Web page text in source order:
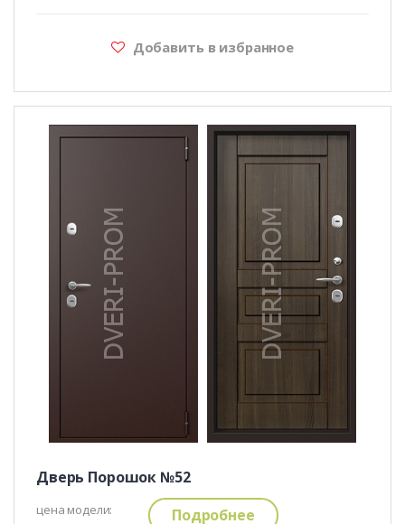
Добавить в избранное
Дверь Порошок №52
цена модели: Подробнее